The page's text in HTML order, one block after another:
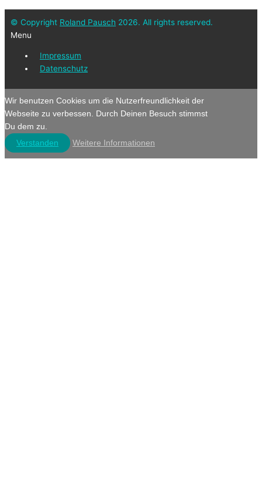
© Copyright Roland Pausch 2026. All rights reserved.
Menu
Impressum
Datenschutz
Wir benutzen Cookies um die Nutzerfreundlichkeit der
Webseite zu verbessen. Durch Deinen Besuch stimmst
Du dem zu.
Verstanden
Weitere Informationen